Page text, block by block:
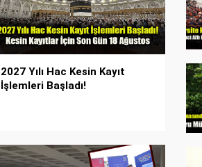
2027 Yılı Hac Kesin Kayıt
İşlemleri Başladı!